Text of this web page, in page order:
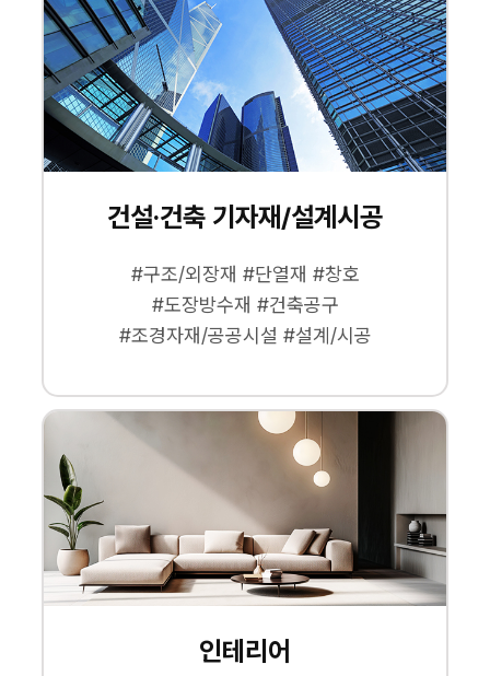
건설·건축 기자재/설계시공
#구조/외장재 #단열재 #창호
#도장방수재 #건축공구
#조경자재/공공시설 #설계/시공
인테리어